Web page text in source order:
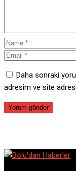
Daha sonraki
adresim ve site